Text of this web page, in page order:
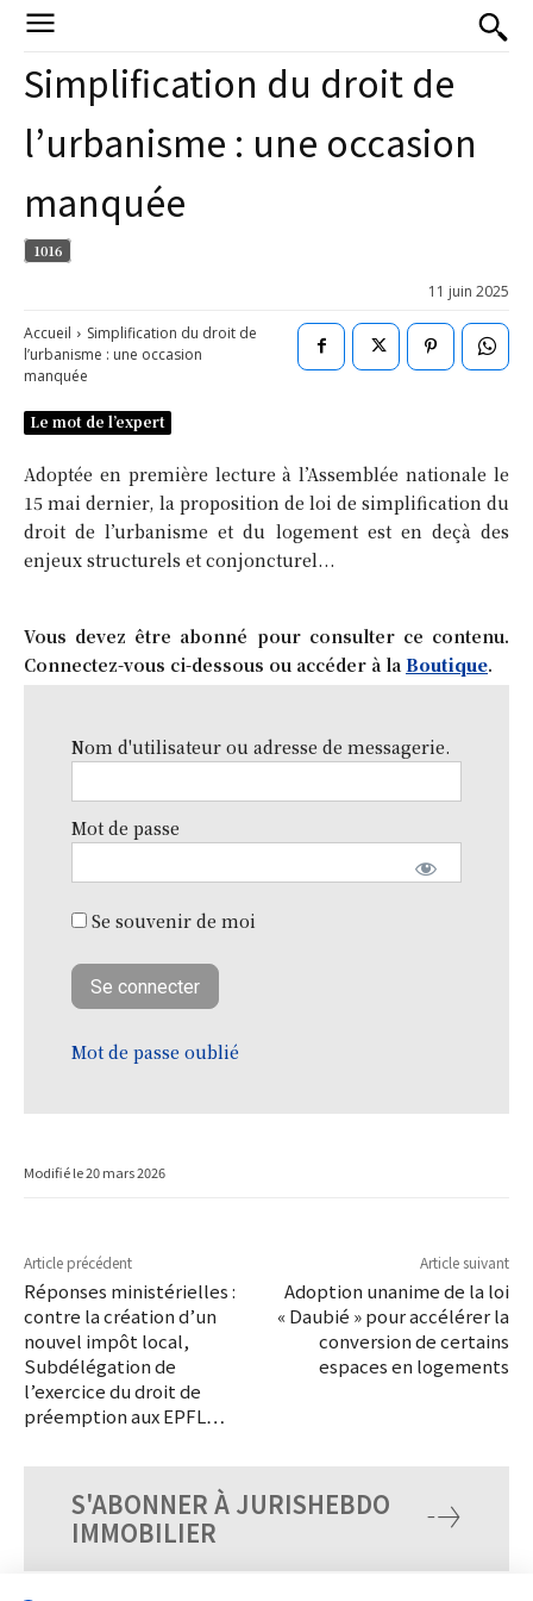
Simplification du droit de
l’urbanisme : une occasion
manquée
1016
11 juin 2025
Accueil
Simplification du droit de
l’urbanisme : une occasion
manquée
Le mot de l’expert
Adoptée en première lecture à l’Assemblée nationale le
15 mai dernier, la proposition de loi de simplification du
droit de l’urbanisme et du logement est en deçà des
enjeux structurels et conjoncturel...
Vous devez être abonné pour consulter ce contenu.
Connectez-vous ci-dessous ou accéder à la Boutique.
Nom d'utilisateur ou adresse de messagerie.
Mot de passe
Se souvenir de moi
Mot de passe oublié
Modifié le20 mars 2026
Article précédent
Réponses ministérielles :
contre la création d’un
nouvel impôt local,
Subdélégation de
l’exercice du droit de
préemption aux EPFL…
Article suivant
Adoption unanime de la loi
« Daubié » pour accélérer la
conversion de certains
espaces en logements
S'ABONNER À JURISHEBDO
IMMOBILIER